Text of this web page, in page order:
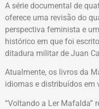
A série documental de
oferece uma revisão do
perspectiva feminista e
histórico em que foi
ditadura militar de Juan
Atualmente, os livros da
idiomas e distribuídos em
“Voltando a Ler Mafalda”